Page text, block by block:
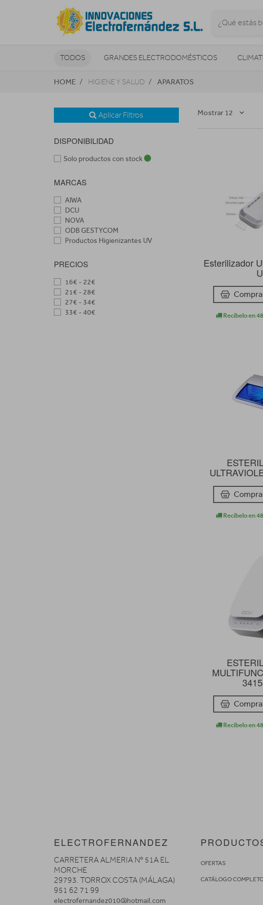
TODOS GRANDES ELECTRODOMÉSTICOS
TELEVISORES Y REPRODUCTORES
NAVEGADORES GPS CONSOLAS
HOME HIGIENE Y SALUD APARATOS
Aplicar Filtros
DISPONIBILIDAD
Solo productos con stock
MARCAS
AIWA
DCU
NOVA
ODB GESTYCOM
Productos Higienizantes UV
PRECIOS
16€ - 22€
21€ - 28€
27€ - 34€
33€ - 40€
Mostrar 12
Esterilizador
Recíbelo en
Recíbelo en
Recíbelo en
ELECTROFERNANDEZ
CARRETERA ALMERIA Nº 51A EL
MORCHE
29793. TORROX COSTA (MÁLAGA)
951 62 71 99
electrofernandez010@hotmail.com
OFERTAS
CATÁLOGO